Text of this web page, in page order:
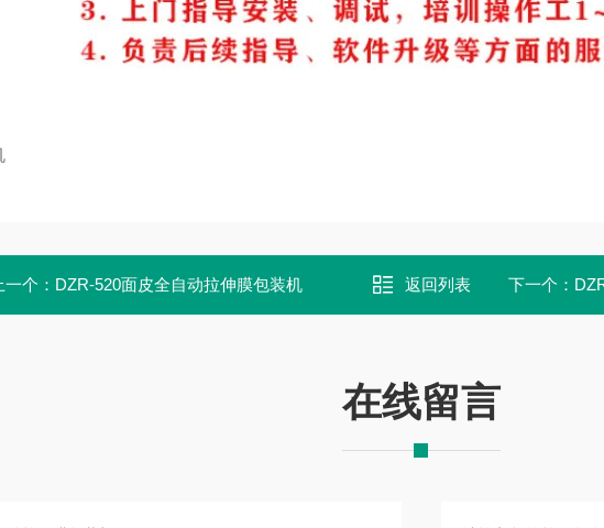
一个： DZR-520面皮全自动拉伸膜包装机 返回列表 下一个：
在线留言